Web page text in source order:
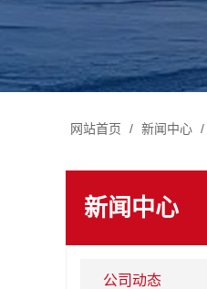
网站首页 / 新闻中心 /
新闻中心
公司动态